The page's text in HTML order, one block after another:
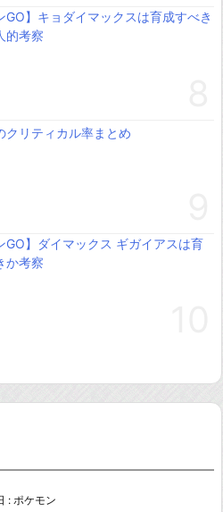
GO】キョダイマックスは育成すべき
的考察
クリティカル率まとめ
GO】ダイマックス ギガイアスは育
か考察
: ポケモン